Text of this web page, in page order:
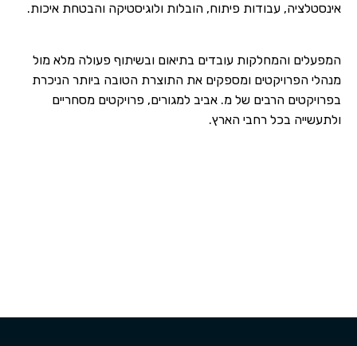
אינסטלציה, עבודות פיתוח, הובלות ולוגיסטיקה והבטחת איכות.
המפעלים והמחלקות עובדים בתיאום ובשיתוף פעולה מלא מול
מנהלי הפרויקטים ומספקים את התוצרת הטובה ביותר הניכרת
בפרויקטים הרבים של מ. אביב למגורים, פרויקטים מסחריים
ולתעשייה בכל רחבי הארץ.